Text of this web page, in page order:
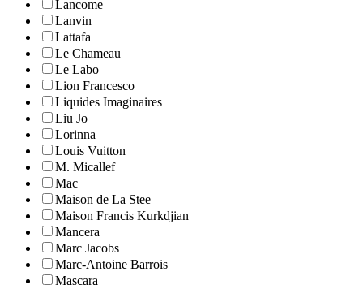
Lancome
Lanvin
Lattafa
Le Chameau
Le Labo
Lion Francesco
Liquides Imaginaires
Liu Jo
Lorinna
Louis Vuitton
M. Micallef
Mac
Maison de La Stee
Maison Francis Kurkdjian
Mancera
Marc Jacobs
Marc-Antoine Barrois
Mascara